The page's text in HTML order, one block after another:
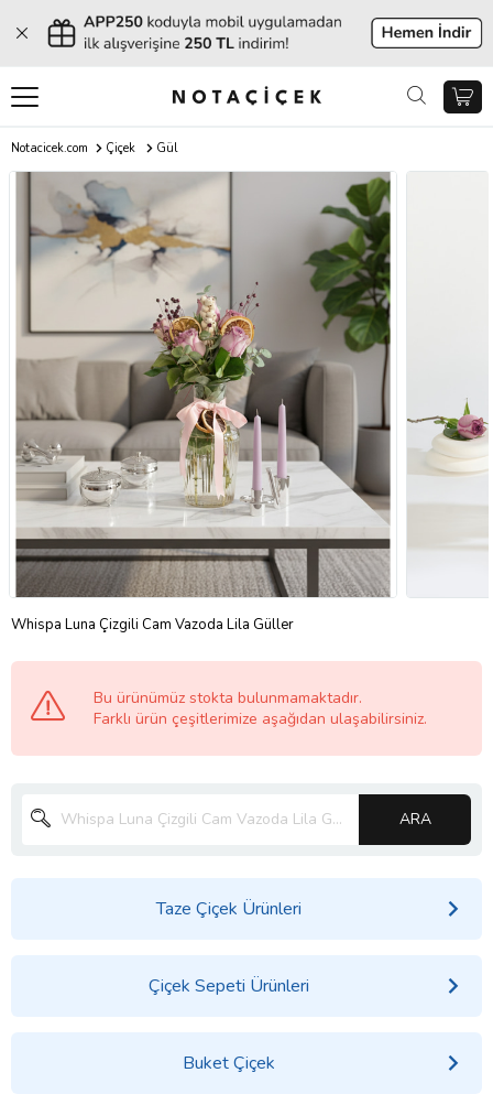
Notacicek.com Çiçek Gül
Whispa Luna Çizgili Cam Vazoda Lila Güller
Bu ürünümüz stokta bulunmamaktadır.
Farklı ürün çeşitlerimize aşağıdan ulaşabilirsiniz.
ARA
Taze Çiçek Ürünleri
Çiçek Sepeti Ürünleri
Buket Çiçek